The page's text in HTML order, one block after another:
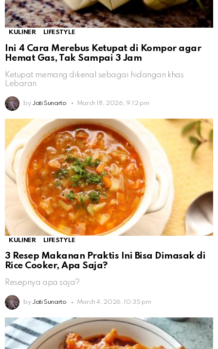
KULINER LIFESTYLE
Ini 4 Cara Merebus Ketupat di Kompor agar
Hemat Gas, Tak Sampai 3 Jam
Ketupat memang dikenal sebagai hidangan khas
Lebaran
by Jati Sunarto March 18, 2026, 9:12 pm
KULINER LIFESTYLE
3 Resep Makanan Praktis Ini Bisa Dimasak di
Rice Cooker, Apa Saja?
Resepnya apa saja?
by Jati Sunarto March 4, 2026, 10:35 pm